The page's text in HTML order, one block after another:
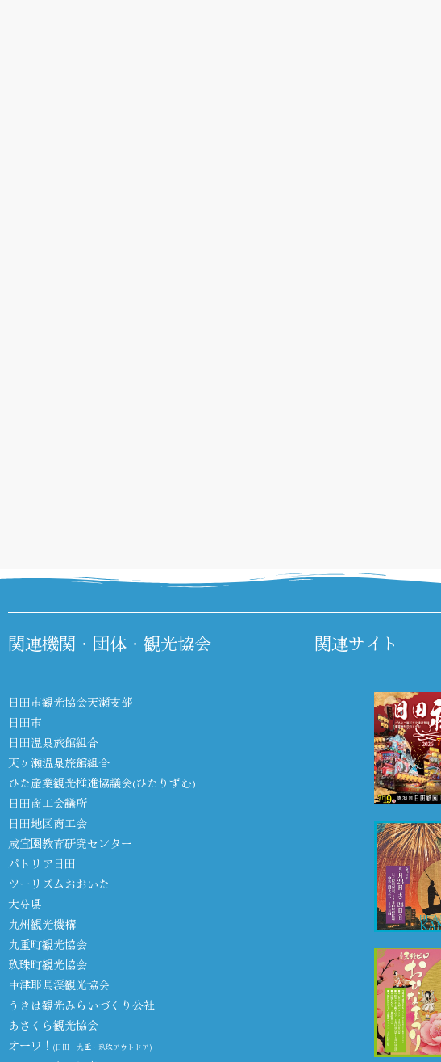
関連機関・団体・観光協会
日田市観光協会天瀬支部
日田市
日田温泉旅館組合
天ヶ瀬温泉旅館組合
ひた産業観光推進協議会(ひたりずむ)
日田商工会議所
日田地区商工会
咸宜園教育研究センター
パトリア日田
ツーリズムおおいた
大分県
九州観光機構
九重町観光協会
玖珠町観光協会
中津耶馬渓観光協会
うきは観光みらいづくり公社
あさくら観光協会
オーワ！ (日田・九重・玖珠アウトドア)
関連サイト